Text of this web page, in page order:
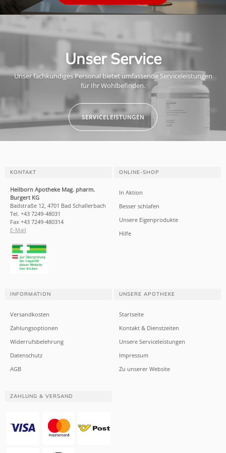
Unser Service
Unser fachkundiges Personal bietet umfassende Serviceleistungen
für Ihr Wohlbefinden.
SERVICELEISTUNGEN
KONTAKT
Heilborn Apotheke Mag. pharm.
Burgert KG
Badstraße 12, 4701 Bad Schallerbach
Tel. +43 7249-48031
Fax +43 7249-480314
E-Mail
ONLINE-SHOP
In Aktion
Besser schlafen
Unsere Eigenprodukte
Hilfe
INFORMATION
Versandkosten
Zahlungsoptionen
Widerrufsbelehrung
Datenschutz
AGB
UNSERE APOTHEKE
Startseite
Kontakt & Dienstzeiten
Unsere Serviceleistungen
Impressum
Zu unserer Website
ZAHLUNG & VERSAND